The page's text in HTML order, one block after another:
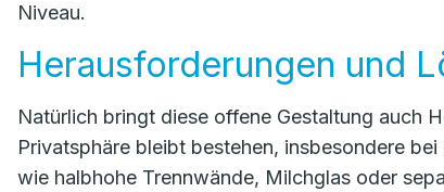
Niveau.
Herausforderungen und
Natürlich bringt diese offene Gestaltung auch
Privatsphäre bleibt bestehen, insbesondere
wie halbhohe Trennwände, Milchglas oder